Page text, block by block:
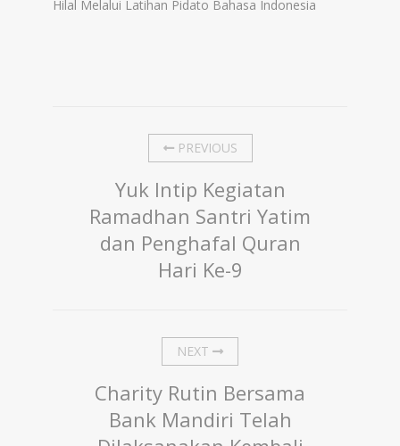
Hilal Melalui Latihan Pidato Bahasa Indonesia
PREVIOUS
Yuk Intip Kegiatan
Ramadhan Santri Yatim
dan Penghafal Quran
Hari Ke-9
NEXT
Charity Rutin Bersama
Bank Mandiri Telah